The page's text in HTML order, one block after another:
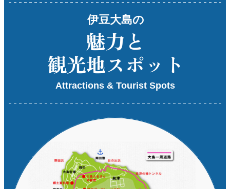
伊豆大島の
魅力と
観光地スポット
Attractions & Tourist Spots